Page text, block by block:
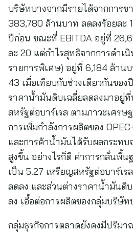
บริษัทบางจากมีรายได้จากการข
383,780 ล้านบาท ลดลงร้อยละ
ปีก่อน ขณะที่ EBITDA อยู่ที่
ละ 20 แต่กำไรสุทธิจากการดำเ
รายการพิเศษ) อยู่ที่ 6,184 ล้าน
43 เมื่อเทียบกับช่วงเดียวกันขอ
ราคาน้ำมันดิบเฉลี่ยลดลงมาอยู่
สหรัฐต่อบาร์เรล ตามภาวะเศรษ
การเพิ่มกำลังการผลิตของ
และการค้าน้ำมันได้รับผลกระท
สูงขึ้น อย่างไรก็ดี ค่าการกลั่นพื้น
เป็น 5.27 เหรียญสหรัฐต่อบาร์เ
ลดลง และส่วนต่างราคาน้ำมันดิ
ลง เอื้อต่อการผลิตของกลุ่มบริษัท
กลุ่มธุรกิจการตลาดยังคงมีปริม